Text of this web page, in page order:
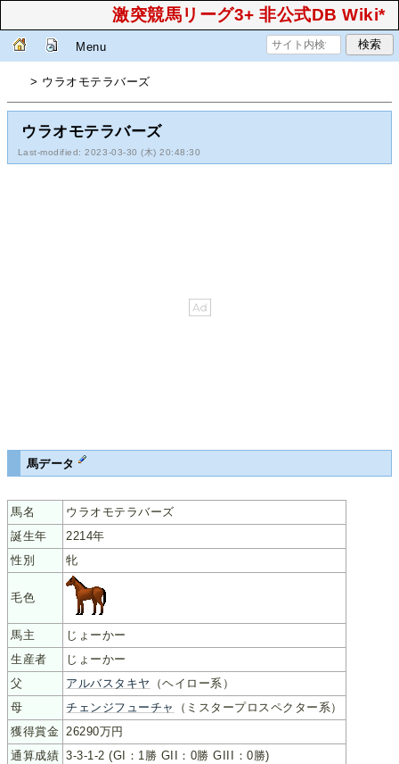
激突競馬リーグ3+ 非公式DB Wiki*
Menu
> ウラオモテラバーズ
ウラオモテラバーズ
Last-modified: 2023-03-30 (木) 20:48:30
馬データ
馬名
ウラオモテラバーズ
誕生年
2214年
性別
牝
毛色
馬主
じょーかー
生産者
じょーかー
父
アルバスタキヤ
（ヘイロー系）
母
チェンジフューチャ
（ミスタープロスペクター系）
獲得賞金 26290万円
通算成績 3-3-1-2 (GI：1勝 GII：0勝 GIII：0勝)